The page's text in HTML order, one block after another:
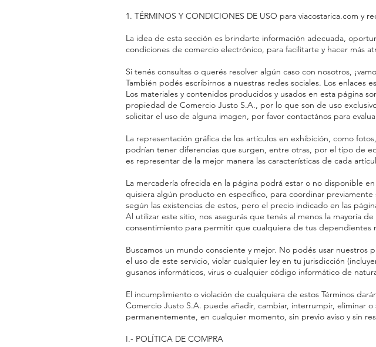
1. TÉRMINOS Y CONDICIONES DE USO para viacostarica.com y
La idea de esta sección es brindarte información adecuada,
condiciones de comercio electrónico, para facilitarte y hacer más
Si tenés consultas o querés resolver algún caso con nosotros,
También podés escribirnos a nuestras redes sociales. Los enlaces
Los materiales y contenidos producidos y usados en esta página
propiedad de Comercio Justo S.A., por lo que son de uso
solicitar el uso de alguna imagen, por favor contactános para
La representación gráfica de los artículos en exhibición, como
podrían tener diferencias que surgen, entre otras, por el tipo de
es representar de la mejor manera las características de cada
La mercadería ofrecida en la página podrá estar o no disponible
quisiera algún producto en específico, para coordinar
según las existencias de estos, pero el precio indicado en las
Al utilizar este sitio, nos asegurás que tenés al menos la mayoría
consentimiento para permitir que cualquiera de tus dependientes
Buscamos un mundo consciente y mejor. No podés usar
el uso de este servicio, violar cualquier ley en tu jurisdicción
gusanos informáticos, virus o cualquier código informático de
El incumplimiento o violación de cualquiera de estos Términos
Comercio Justo S.A. puede añadir, cambiar, interrumpir, eliminar
permanentemente, en cualquier momento, sin previo aviso y sin
I.- POLÍTICA DE COMPRA